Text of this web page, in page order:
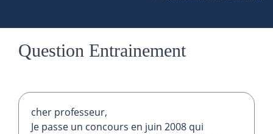
Question Entrainement
cher professeur,
Je passe un concours en juin 2008 qui